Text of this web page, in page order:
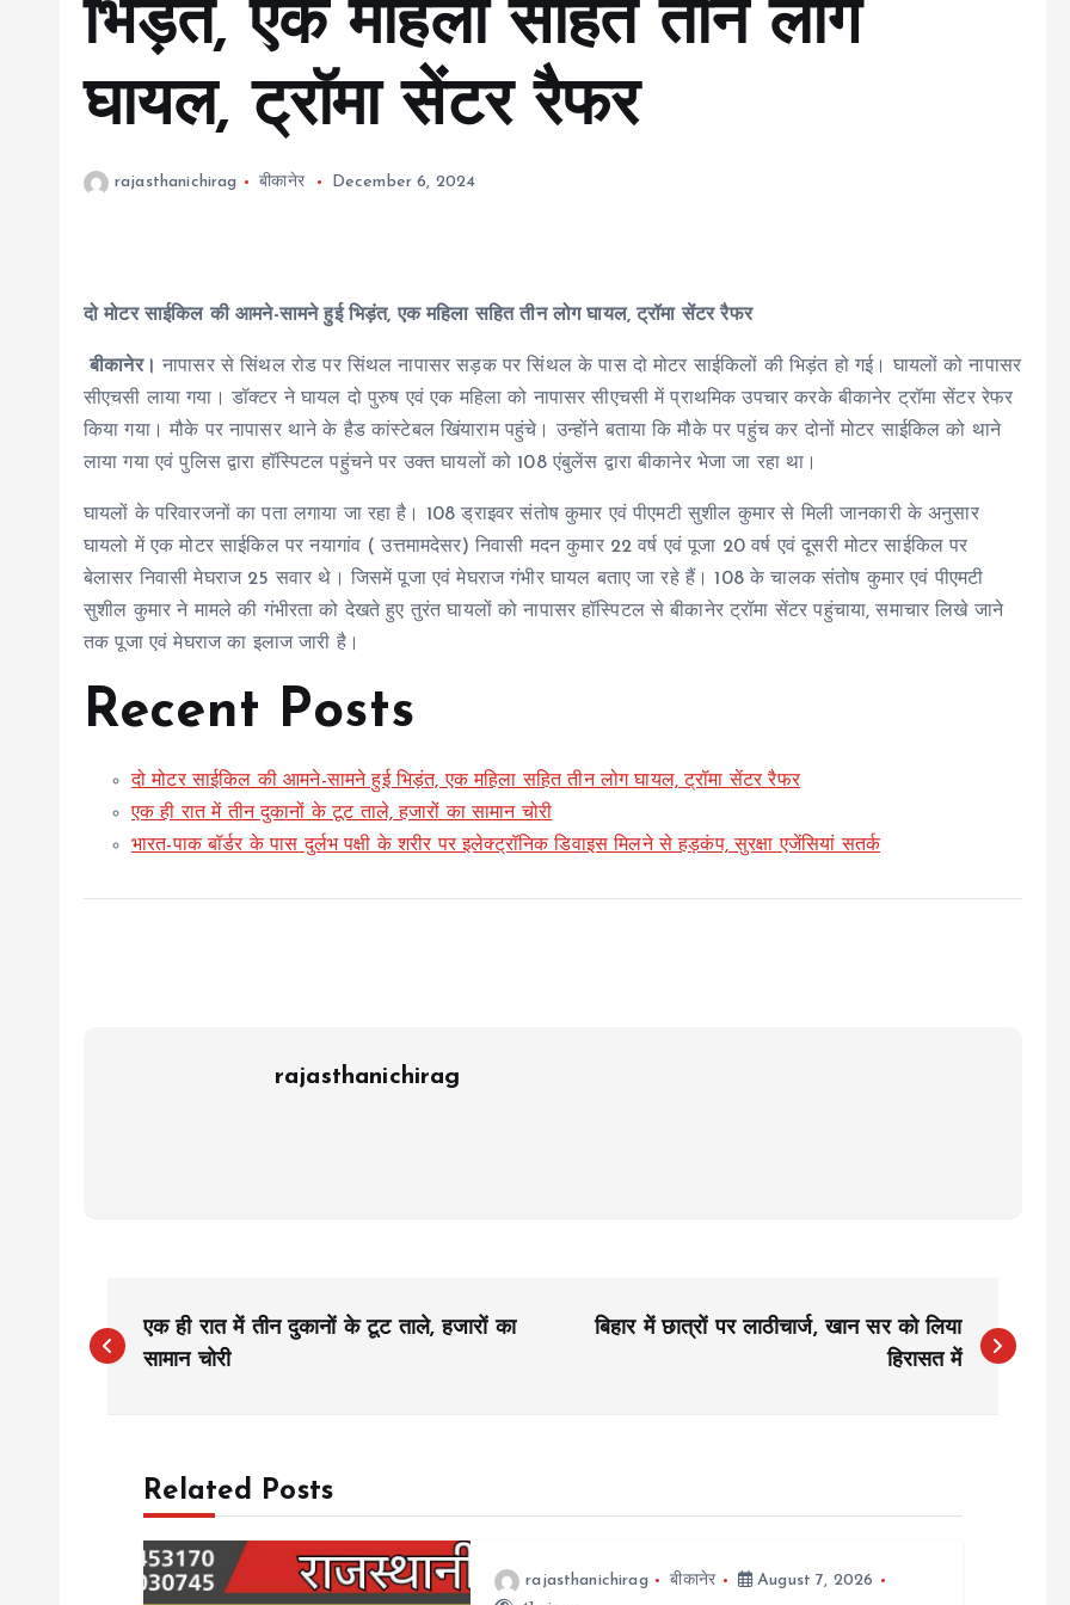
भिड़ंत, एक महिला सहित तीन लोग
घायल, ट्रॉमा सेंटर रैफर
rajasthanichirag बीकानेर December 6, 2024
दो मोटर साईकिल की आमने-सामने हुई भिड़ंत, एक महिला सहित तीन लोग घायल, ट्रॉमा सेंटर रैफर
बीकानेर।नापासर से सिंथल रोड पर सिंथल नापासर सड़क पर सिंथल के पास दो मोटर साईकिलों की भिड़ंत हो गई। घायलों को नापासर
सीएचसी लाया गया। डॉक्टर ने घायल दो पुरुष एवं एक महिला को नापासर सीएचसी में प्राथमिक उपचार करके बीकानेर ट्रॉमा सेंटर रेफर
किया गया। मौके पर नापासर थाने के हैड कांस्टेबल खिंयाराम पहुंचे। उन्होंने बताया कि मौके पर पहुंच कर दोनों मोटर साईकिल को थाने
लाया गया एवं पुलिस द्वारा हॉस्पिटल पहुंचने पर उक्त घायलों को 108 एंबुलेंस द्वारा बीकानेर भेजा जा रहा था।
घायलों के परिवारजनों का पता लगाया जा रहा है। 108 ड्राइवर संतोष कुमार एवं पीएमटी सुशील कुमार से मिली जानकारी के अनुसार
घायलो में एक मोटर साईकिल पर नयागांव ( उत्तमामदेसर) निवासी मदन कुमार 22 वर्ष एवं पूजा 20 वर्ष एवं दूसरी मोटर साईकिल पर
बेलासर निवासी मेघराज 25 सवार थे। जिसमें पूजा एवं मेघराज गंभीर घायल बताए जा रहे हैं। 108 के चालक संतोष कुमार एवं पीएमटी
सुशील कुमार ने मामले की गंभीरता को देखते हुए तुरंत घायलों को नापासर हॉस्पिटल से बीकानेर ट्रॉमा सेंटर पहुंचाया, समाचार लिखे जाने
तक पूजा एवं मेघराज का इलाज जारी है।
Recent Posts
दो मोटर साईकिल की आमने-सामने हुई भिड़ंत, एक महिला सहित तीन लोग घायल, ट्रॉमा सेंटर रैफर
एक ही रात में तीन दुकानों के टूट ताले, हजारों का सामान चोरी
भारत-पाक बॉर्डर के पास दुर्लभ पक्षी के शरीर पर इलेक्ट्रॉनिक डिवाइस मिलने से हड़कंप, सुरक्षा एजेंसियां सतर्क
rajasthanichirag
o
एक ही रात में तीन दुकानों के टूट ताले, हजारों का
सामान चोरी
बिहार में छात्रों पर लाठीचार्ज, खान सर को लिया
हिरासत में
Related Posts
rajasthanichirag बीकानेर
August 7, 2026